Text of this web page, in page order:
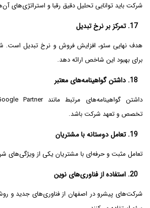
شرکت باید توانایی تحلیل دقیق رقبا و استراتژی‌های
17. تمرکز بر نرخ تبدیل
هدف نهایی سئو، افزایش فروش و نرخ تبدیل است.
برای بهبود این شاخص ارائه دهد.
18. داشتن گواهینامه‌های معتبر
تخصص و تعهد شرکت باشد.
19. تعامل دوستانه با مشتریان
تعامل مثبت و حرفه‌ای با مشتریان یکی از
20. استفاده از فناوری‌های نوین
شرکت‌های پیشرو در اصفهان از فناوری‌های جدید و